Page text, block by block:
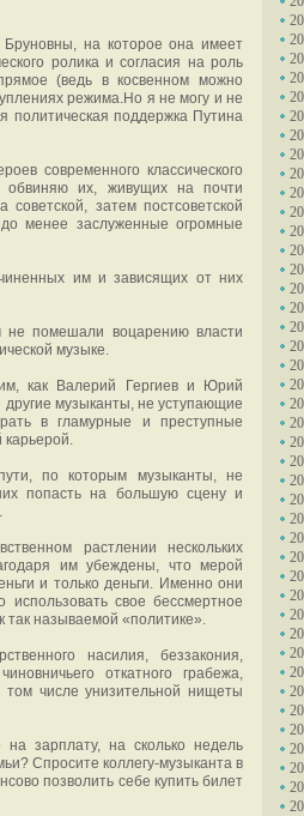
на которое она имеет
ролика и согласия на роль
(ведь в косвенном можно
режима.Но я не могу и не
политическая поддержка Путина
современного классического
их, живущих на почти
затем постсоветской
менее заслуженные огромные
им и зависящих от них
помешали воцарению власти
музыке.
как Валерий Гергиев и Юрий
музыканты, не уступающие
в гламурные и преступные
по которым музыканты, не
попасть на большую сцену и
растлении нескольких
им убеждены, что мерой
и только деньги. Именно они
свое бессмертное
так называемой «политике».
насилия, беззакония,
откатного грабежа,
числе унизительной нищеты
зарплату, на сколько недель
Спросите коллегу-музыканта в
позволить себе купить билет